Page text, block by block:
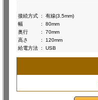
接続方式 :
有線(3.5mm)
幅
:
80mm
奥行
:
70mm
高さ
:
120mm
給電方法 : USB